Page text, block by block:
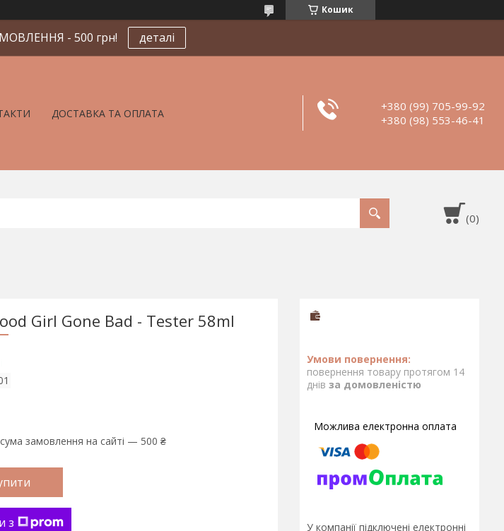
Кошик
- 500 грн! деталі
ДОСТАВКА ТА ОПЛАТА
+380 (99) 705-99-92
+380 (98) 553-46-41
Girl Gone Bad - Tester 58ml
замовлення на сайті — 500 ₴
з
повернення товару протягом 14
днів за домовленістю
У компанії підключені електронні